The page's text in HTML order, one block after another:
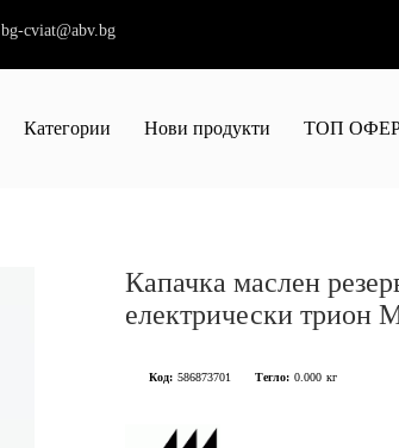
bg-cviat@abv.bg
Категории Нови продукти ТОП
Капачка маслен
електрически трион
Код: 586873701 Тегло: 0.000 кг